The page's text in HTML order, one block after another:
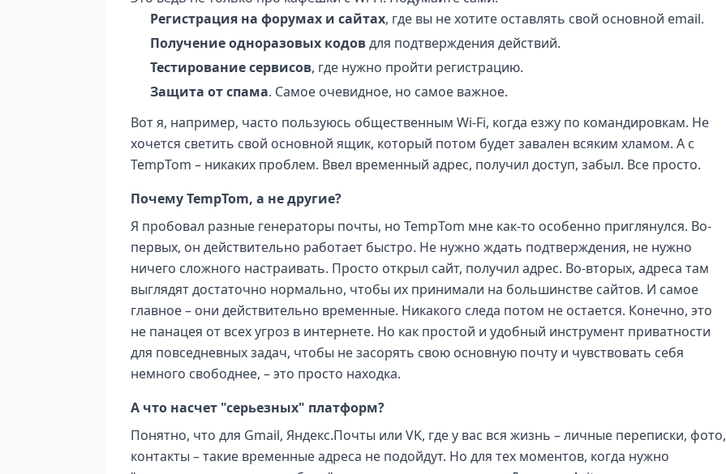
Регистрация на форумах и сайтах, где вы не хотите оставлять свой основной email.
Получение одноразовых кодовдля подтверждения действий.
Тестирование сервисов, где нужно пройти регистрацию.
Защита от спама. Самое очевидное, но самое важное.
Вот я, например, часто пользуюсь общественным Wi-Fi, когда езжу по командировкам. Не
хочется светить свой основной ящик, который потом будет завален всяким хламом. А с
TempTom – никаких проблем. Ввел временный адрес, получил доступ, забыл. Все просто.
Почему TempTom, а не другие?
Я пробовал разные генераторы почты, но TempTom мне как-то особенно приглянулся. Во-
первых, он действительно работает быстро. Не нужно ждать подтверждения, не нужно
ничего сложного настраивать. Просто открыл сайт, получил адрес. Во-вторых, адреса там
выглядят достаточно нормально, чтобы их принимали на большинстве сайтов. И самое
главное – они действительно временные. Никакого следа потом не остается. Конечно, это
не панацея от всех угроз в интернете. Но как простой и удобный инструмент приватности
для повседневных задач, чтобы не засорять свою основную почту и чувствовать себя
немного свободнее, – это просто находка.
А что насчет "серьезных" платформ?
Понятно, что для Gmail, Яндекс.Почты или VK, где у вас вся жизнь – личные переписки, фото,
контакты – такие временные адреса не подойдут. Но для тех моментов, когда нужно